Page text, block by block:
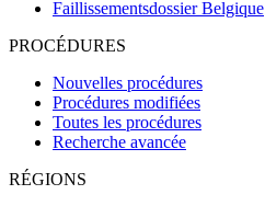
Faillissementsdossier Belgique
PROCÉDURES
Nouvelles procédures
Procédures modifiées
Toutes les procédures
Recherche avancée
RÉGIONS